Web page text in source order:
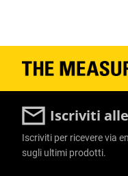
Iscriviti
Iscriviti per ricevere via
sugli ultimi prodotti.